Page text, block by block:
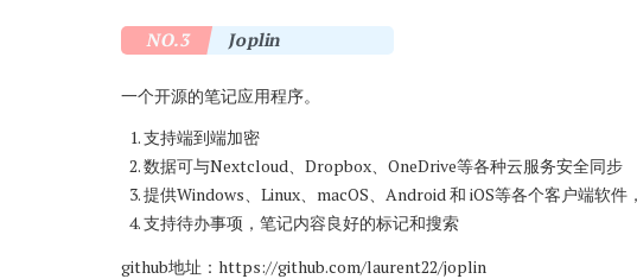
NO.3 Joplin
一个开源的笔记应用程序。
支持端到端加密
数据可与Nextcloud、Dropbox、OneDrive等各种云服务安全同步
提供Windows、Linux、macOS、Android 和 iOS等各个客户端软件
支持待办事项，笔记内容良好的标记和搜索
github地址： https://github.com/laurent22/joplin